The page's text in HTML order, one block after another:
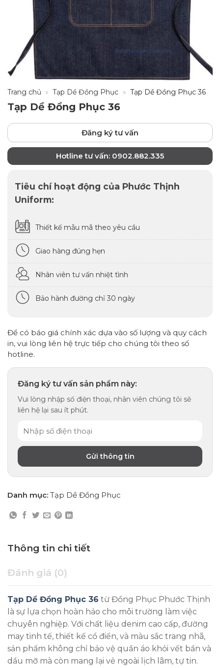
Trang chủ » Tạp Dề Đồng Phục » Tạp Dề Đồng Phục 36
Tạp Dề Đồng Phục 36
Đăng ký tư vấn
Hotline tư vấn: 0902.882.335
Tiêu chí hoạt động của Phước Thịnh
Uniform:
Thiết kế mẫu mã theo yêu cầu
Giao hàng đúng hẹn
Nhân viên tư vấn nhiệt tình
Bảo hành đường chỉ 30 ngày
Để có báo giá chính xác dựa vào số lượng và quy cách
in, vui lòng liên hệ trực tiếp cho chúng tôi theo số
hotline.
Đăng ký tư vấn sản phẩm này:
Vui lòng nhập số điện thoại, nhân viên chúng tôi sẽ
liên hệ lại sau ít phút.
Danh mục: Tạp Dề Đồng Phục
Thông tin chi tiết
Đánh giá (0)
Tạp Dề Đồng Phục 36 từ Đồng Phục Phước Thịnh
là sự lựa chọn hoàn hảo cho môi trường làm việc
chuyên nghiệp. Với chất liệu denim cao cấp, đường
may tinh tế, thiết kế cổ điển, và màu sắc trang nhã,
sản phẩm không chỉ bảo vệ quần áo khỏi vết bẩn và
dầu mỡ mà còn mang lại vẻ ngoài lịch lãm, tự tin.